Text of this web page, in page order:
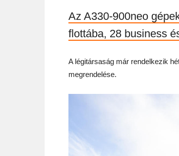
Az A330-900neo
flottába, 28 business
A légitársaság már rendelkezik
megrendelése.